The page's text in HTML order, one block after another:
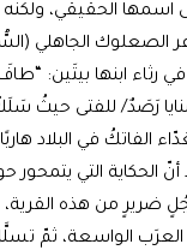
اسمها الحقيقي،
الصعلوك الجاهلي
رثاء ابنها بيتَين:
رَصَدٌ/ للفتى حيثُ
الفاتكُ في البلاد
الحكاية التي يتمحور
ضريرٍ من هذه القرية،
العرَب الواسعة، ثمّ